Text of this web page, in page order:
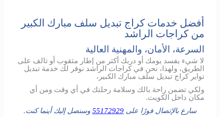
أفضل خدمات كراج تبديل سلف مبارك الكبير
من كراجات الراشد
السرعة، الأمان، والمهنية العالية
لا شيء يفسد يومك أو دربك أكثر من إطار مثقوب أو تالف على
الطريق، ولهذا، نحن في كراجات الراشد نوفر لك خدمة تبديل
تواير كراج تبديل سلف مبارك الكبير،
ولكي تضمن راحة بالك وسلامة رحلتك في أي وقت ومن أي
مكان داخل الكويت.
سارع بالإتصال فورًا على 55172929 وسنصل إليك أينما كنت.